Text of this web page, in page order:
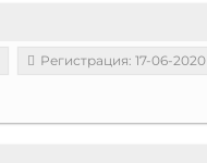
Регистрация: 17-06-2020